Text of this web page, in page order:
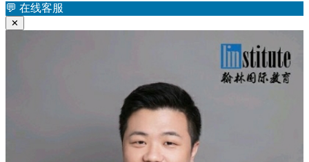
导
航
章：
文
💬 在线客服
✕